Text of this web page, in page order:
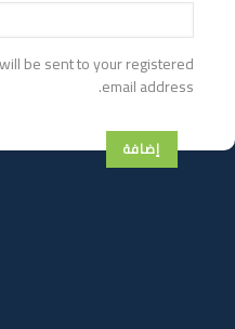
be sent to your registered
email address.